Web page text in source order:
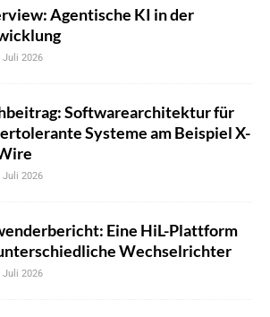
Agentische KI in der
Juli 2026
Softwarearchitektur für
Systeme am Beispiel X-
Juli 2026
Eine HiL-Plattform
Wechselrichter
Juli 2026